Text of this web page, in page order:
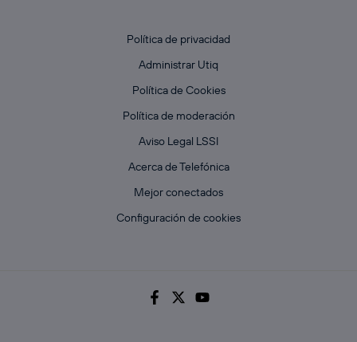
Política de privacidad
Administrar Utiq
Política de Cookies
Política de moderación
Aviso Legal LSSI
Acerca de Telefónica
Mejor conectados
Configuración de cookies